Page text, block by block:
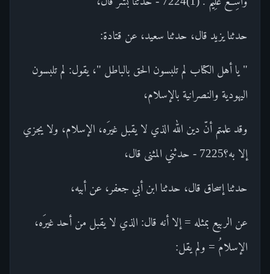
حدثنا يزيد قال، حدثنا سعيد، عن قتادة:
" يا أهل الكتاب لم تلبسون الحق بالباطل "، يقول: لم تلبسون
اليهودية والنصرانية بالإسلام،
وقد علمتم أنّ دين الله الذي لا يقبل غيرَه، الإسلام، ولا يجزي
إلا به؟7225 - حدثني المثنى قال،
حدثنا إسحاق قال، حدثنا ابن أبي جعفر، عن أبيه،
عن الربيع بمثله = إلا أنه قال: الذي لا يقبل من أحد غيرَه،
الإسلامُ = ولم يقل: